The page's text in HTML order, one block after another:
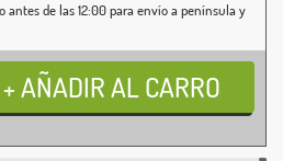
antes de las 12:00 para envío a península y